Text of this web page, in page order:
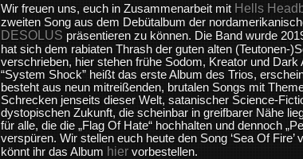
Wir freuen uns, euch in Zusammenarbeit mit Hells
zweiten Song aus dem Debütalbum der
DESOLUS präsentieren zu können. Die Band wurde
hat sich dem rabiaten Thrash der guten alten (Teutonen-
verschrieben, hier stehen frühe Sodom, Kreator und Dark
“System Shock” heißt das erste Album des Trios,
besteht aus neun mitreißenden, brutalen Songs mit
Schrecken jenseits dieser Welt, satanischer Science-
dystopischen Zukunft, die scheinbar in greifbarer Nähe
für alle, die die „Flag Of Hate“ hochhalten und dennoch
verspüren. Wir stellen euch heute den Song ‘Sea Of Fire’
könnt ihr das Album hier vorbestellen.